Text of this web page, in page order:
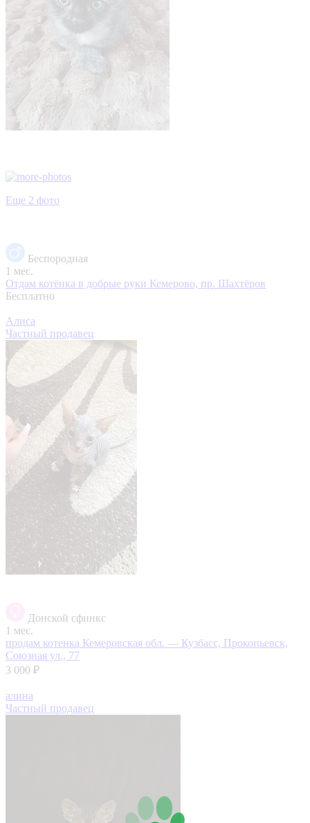
Еще 2 фото
Беспородная
1 мес.
Отдам котёнка в добрые руки Кемерово, пр. Шахтёров
Бесплатно
Алиса
Частный продавец
Донской сфинкс
1 мес.
продам котенка Кемеровская обл. — Кузбасс, Прокопьевск,
Союзная ул., 77
3 000 ₽
алина
Частный продавец